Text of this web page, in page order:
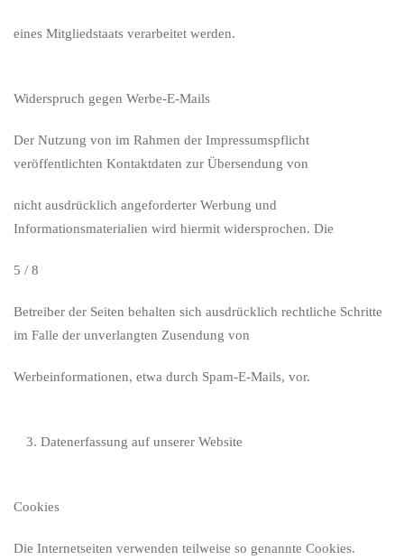
eines Mitgliedstaats verarbeitet werden.
Widerspruch gegen Werbe-E-Mails
Der Nutzung von im Rahmen der Impressumspflicht
veröffentlichten Kontaktdaten zur Übersendung von
nicht ausdrücklich angeforderter Werbung und
Informationsmaterialien wird hiermit widersprochen. Die
5 / 8
Betreiber der Seiten behalten sich ausdrücklich rechtliche Schritte
im Falle der unverlangten Zusendung von
Werbeinformationen, etwa durch Spam-E-Mails, vor.
Datenerfassung auf unserer Website
Cookies
Die Internetseiten verwenden teilweise so genannte Cookies.